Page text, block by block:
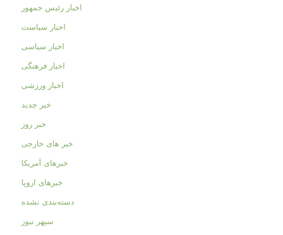
اخبار رئیس جمهور
اخبار سیاست
اخبار سیاسی
اخبار فرهنگی
اخبار ورزشی
خبر جدید
خبر روز
خبر های خارجی
خبرهای آمریکا
خبرهای اروپا
دسته‌بندی نشده
سپهر نیوز